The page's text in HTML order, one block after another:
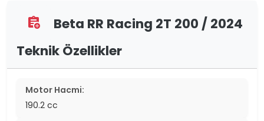
assignment_add
Beta RR Racing 2T 200 / 2024
Teknik Özellikler
Motor Hacmi:
190.2 cc